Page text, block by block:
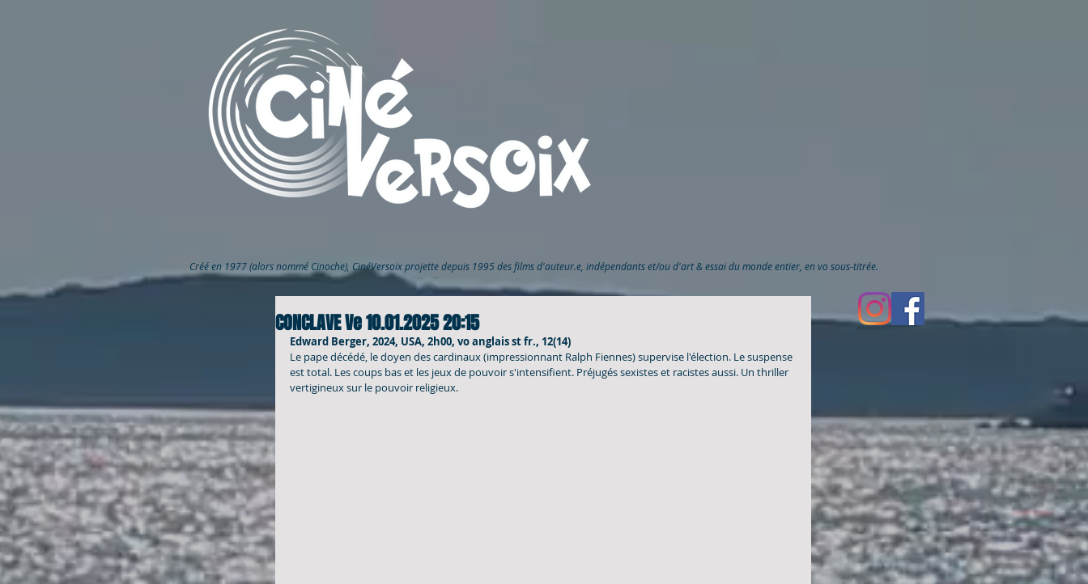
CONCLAVE Ve 10.01.2025 20:15
Edward Berger, 2024, USA, 2h00, vo anglais st fr., 12(14)
Le pape décédé, le doyen des cardinaux (impressionnant Ralph Fiennes) supervise l'élection. Le suspense
est total. Les coups bas et les jeux de pouvoir s'intensifient. Préjugés sexistes et racistes aussi. Un thriller
vertigineux sur le pouvoir religieux.
Créé en 1977 (alors nommé Cinoche), CinéVersoixprojette depuis 1995 des films d'auteur.e, indépendants et/ou d'art & essai du monde entier, en vo sous-titrée.